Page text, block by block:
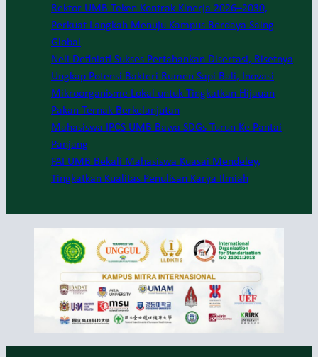
Rektor UMB Teken Kontrak Kinerja 2026–2030,
Perkuat Langkah Menuju Kampus Berdaya Saing
Global
Neli Definiati Sukses Pertahankan Disertasi, Risetnya
Ungkap Potensi Bakteri Rumen Sapi Bali, Inovasi
Mikroorganisme Lokal untuk Tingkatkan Hijauan
Pakan Ternak Berkelanjutan
Mahasiswa IPCS UMB Bawa SDGs Turun Ke Pantai
Panjang
FAI UMB Bekali Mahasiswa Kuasai Mendeley,
Tingkatkan Kualitas Penulisan Karya Ilmiah